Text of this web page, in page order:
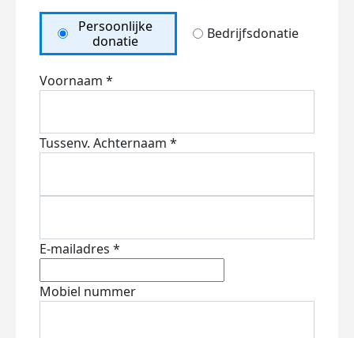
Persoonlijke
donatie
Bedrijfsdonatie
Voornaam *
Tussenv. Achternaam *
E-mailadres *
Mobiel nummer